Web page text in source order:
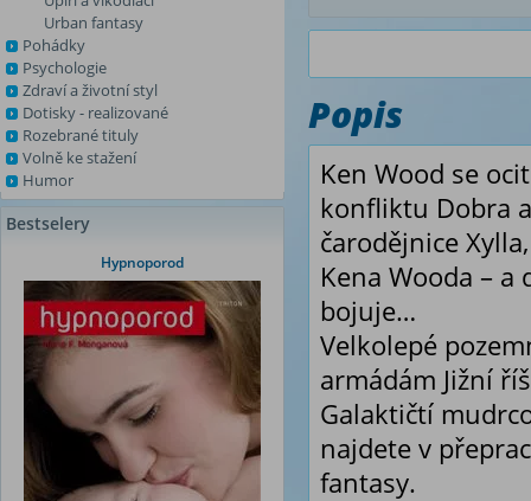
Urban fantasy
Pohádky
Psychologie
Zdraví a životní styl
Dotisky - realizované
Rozebrané tituly
Volně ke stažení
Humor
Bestselery
Hypnoporod
Popis
Ken Wood se
konfliktu Dobra
čarodějnice
Kena Wooda –
bojuje…
Velkolepé
armádám Jižní
Galaktičtí
najdete v
fantasy.